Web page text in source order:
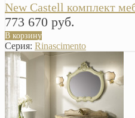
New Castell комплект
773 670 руб.
В корзину
Серия: Rinascimento